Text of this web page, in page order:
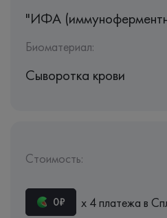
"ИФА
Биоматериал:
Сыворотка крови
Стоимость:
0₽ х 4 платежа в